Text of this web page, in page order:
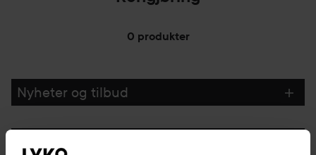
0 produkter
Nyheter og tilbud